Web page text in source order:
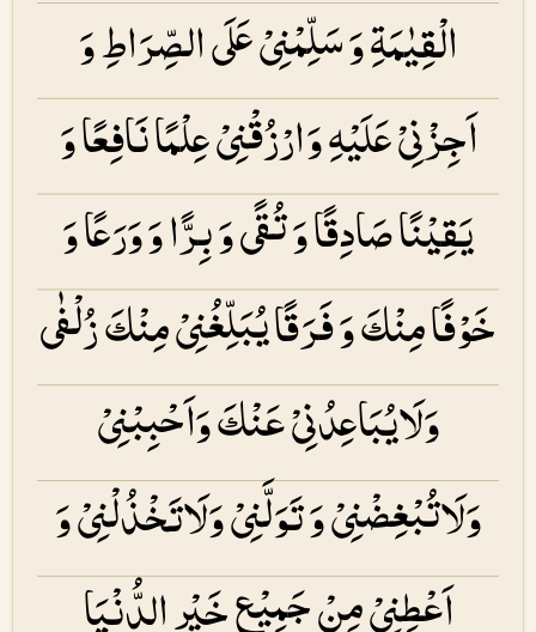
الْقِيٰمَةِ وَ سَلِّمْنِىْ عَلَى الصِّرَاطِ وَ
اَجِزْنِىْ عَلَيْهِ وَارْزُقْنِىْ عِلْمًا نَافِعًا وَ
يَقِيْنًا صَادِقًا وَ تُقًى وَ بِرًّا وَ وَرَعًا وَ
خَوْفًا مِنْكَ وَ فَرَقًا يُبَلِّغُنِىْ مِنْكَ زُلْفٰى
وَلَايُبَاعِدُنِىْ عَنْكَ وَاَحْبِبْنِىْ
وَلَاتُبْغِضْنِىْ وَ تَوَلَّنِىْ وَلَاتَخْذُلْنِىْ وَ
اَعْطِنِىْ مِنْ جَمِيْعِ خَيْرِ الدُّنْيَا